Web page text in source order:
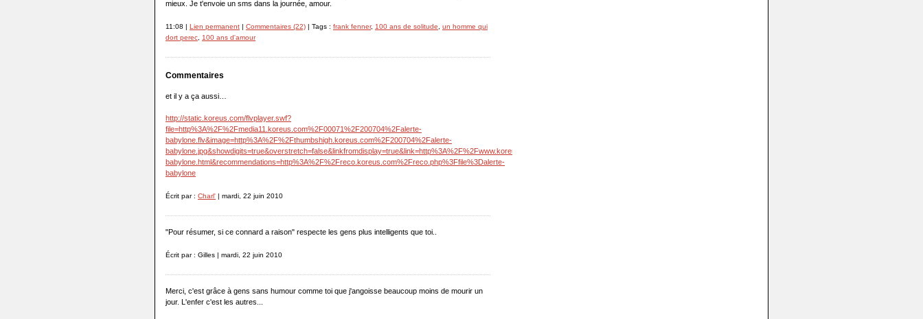
mieux. Je t'envoie un sms dans la journée, amour.
11:08 | Lien permanent | Commentaires (22) | Tags : frank fenner, 100 ans de solitude
un homme qui
dort perec
100 ans d'amour
Commentaires
et il y a ça aussi…
http://static.koreus.com/flvplayer.swf?
file=http%3A%2F%2Fmedia11.koreus.com%2F00071%2F200704%2Falerte-
babylone.flv&image=http%3A%2F%2Fthumbshigh.koreus.com%2F200704%2Falerte-
babylone.jpg&showdigits=true&overstretch=false&linkfromdisplay=true&link=http%3A%2F%2Fwww.koreus.com%2Fvideo%2Falerte-
babylone.html&recommendations=http%3A%2F%2Freco.koreus.com%2Freco.php%3Ffile%3Dalerte-
babylone
Écrit par : Charl' | mardi, 22 juin 2010
"Pour résumer, si ce connard a raison" respecte les gens plus intelligents que toi..
Écrit par : Gilles | mardi, 22 juin 2010
Merci, c'est grâce à gens sans humour comme toi que j'angoisse beaucoup moins de mourir un
jour. L'enfer c'est les autres...